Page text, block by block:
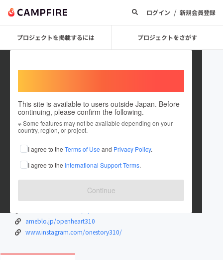
ログイン / 新規会員登録
プロジェクトを掲載するには プロジェクトをさがす
This site is available to users outside Japan. Before
continuing, please confirm the following.
※ Some features may not be available depending on your
country, region, or project.
I agree to the Terms of Use and Privacy Policy.
I agree to the International Support Terms.
Continue
RiKA_OneStory
これまでに14回支援して1件のプロジェクトを投稿しています
在住国：日本 現在地：愛知県
出身国：日本 出身地：愛知県
ameblo.jp/openheart310
www.instagram.com/onestory310/